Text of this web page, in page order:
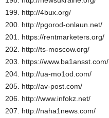
199. http://4bux.org/
200. http://pgorod-onlaun.net/
201. https://rentmarketers.org/
202. http://ts-moscow.org/
203. https://www.ba1ansst.com/
204. http://ua-mo1od.com/
205. http://av-post.com/
206. http://www.infokz.net/
207. http://naha1news.com/